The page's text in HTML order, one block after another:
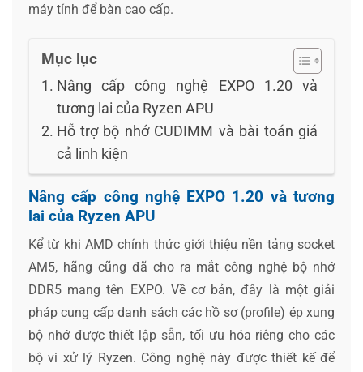
máy tính để bàn cao cấp.
Mục lục
Nâng cấp công nghệ EXPO 1.20 và
tương lai của Ryzen APU
Hỗ trợ bộ nhớ CUDIMM và bài toán giá
cả linh kiện
Nâng cấp công nghệ EXPO 1.20 và tương
lai của Ryzen APU
Kể từ khi AMD chính thức giới thiệu nền tảng socket
AM5, hãng cũng đã cho ra mắt công nghệ bộ nhớ
DDR5 mang tên EXPO. Về cơ bản, đây là một giải
pháp cung cấp danh sách các hồ sơ (profile) ép xung
bộ nhớ được thiết lập sẵn, tối ưu hóa riêng cho các
bộ vi xử lý Ryzen. Công nghệ này được thiết kế để